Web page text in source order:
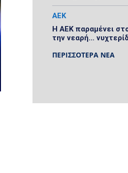
ΑΕΚ
Η ΑΕΚ παραμένει στο
την νεαρή…
ΠΕΡΙΣΣΟΤΕΡΑ ΝΕΑ